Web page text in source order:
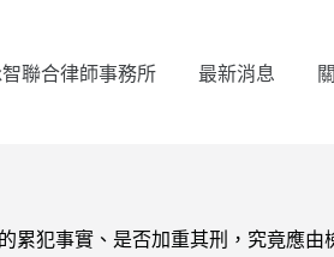
聯合律師事務所 最新消息
累犯事實、是否加重其刑，究竟應